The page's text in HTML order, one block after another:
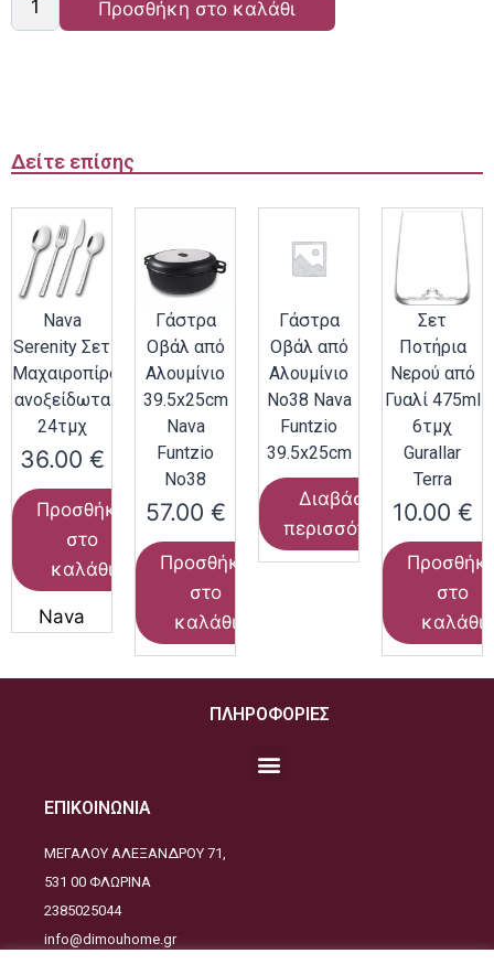
Προσθήκη στο καλάθι
Δείτε επίσης
Nava
Serenity Σετ
Μαχαιροπίρουνα
ανοξείδωτα
24τμχ
36.00 €
Προσθήκη
στο
καλάθι
Nava
Γάστρα
Οβάλ από
Αλουμίνιο
39.5x25cm
Nava
Funtzio
Νο38
57.00 €
Προσθήκη
στο
καλάθι
Γάστρα
Οβάλ από
Αλουμίνιο
Νο38 Nava
Funtzio
39.5x25cm
Διαβάστε
περισσότερα
Σετ
Ποτήρια
Νερού από
Γυαλί 475ml
6τμχ
Gurallar
Terra
10.00 €
στο
καλάθι
ΠΛΗΡΟΦΟΡΙΕΣ
ΕΠΙΚΟΙΝΩΝΙΑ
ΜΕΓΑΛΟΥ ΑΛΕΞΑΝΔΡΟΥ 71,
531 00 ΦΛΩΡΙΝΑ
2385025044
info@dimouhome.gr